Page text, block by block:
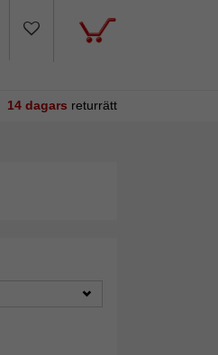
14 dagars returrätt